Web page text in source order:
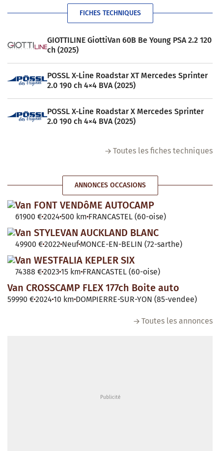
FICHES TECHNIQUES
GIOTTILINE GiottiVan 60B Be Young PSA 2.2 120
ch (2025)
POSSL X-Line Roadstar XT Mercedes Sprinter
2.0 190 ch 4×4 BVA (2025)
POSSL X-Line Roadstar X Mercedes Sprinter
2.0 190 ch 4×4 BVA (2025)
Toutes les fiches techniques
ANNONCES OCCASIONS
Van FONT VENDôME AUTOCAMP
61900 €2024 500 km FRANCASTEL (60-oise)
Van STYLEVAN AUCKLAND BLANC
49900 €2022 Neuf MONCE-EN-BELIN (72-sarthe)
Van WESTFALIA KEPLER SIX
74388 €2023 15 km FRANCASTEL (60-oise)
Van CROSSCAMP FLEX 177ch Boite auto
59990 €2024 10 km DOMPIERRE-SUR-YON (85-vendee)
Toutes les annonces